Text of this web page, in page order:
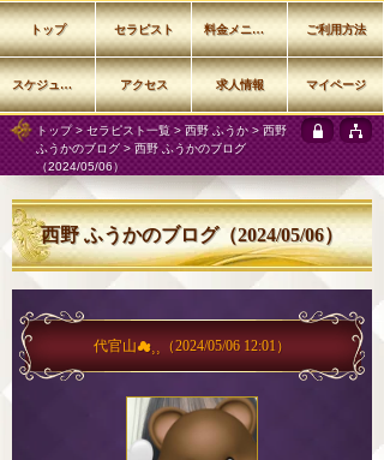
トップ> セラピスト一覧 >西野 ふうか > 西野
ふうかのブログ > 西野 ふうかのブログ
（2024/05/06）
西野 ふうかのブログ（2024/05/06）
代官山☁⸒⸒ （2024/05/06 12:01）
トップ セラピスト 料金メニュー ご利用方法
スケジュール アクセス 求人情報 マイページ